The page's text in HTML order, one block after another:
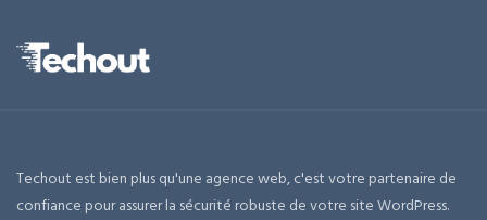
Techout est bien plus qu'une agence web, c'est votre partenaire de
confiance pour assurer la sécurité robuste de votre site WordPress.